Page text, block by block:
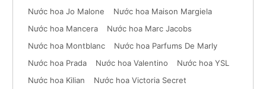
Nước hoa Jo Malone
Nước hoa Maison Margiela
Nước hoa Mancera
Nước hoa Marc Jacobs
Nước hoa Montblanc
Nước hoa Parfums De Marly
Nước hoa Prada
Nước hoa Valentino
Nước hoa YSL
Nước hoa Kilian
Nước hoa Victoria Secret